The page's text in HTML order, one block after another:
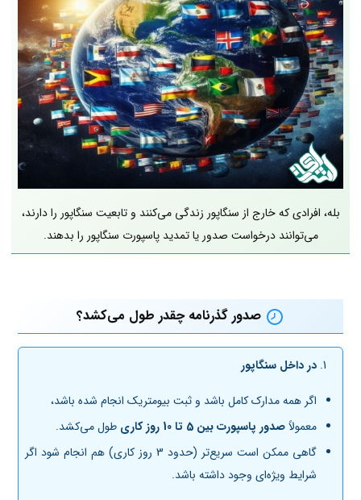
بله، افرادی که خارج از سنگاپور زندگی می‌کنند و تابعیت سنگاپور را دارند،
می‌توانند درخواست صدور یا تمدید پاسپورت سنگاپور را بدهند.
صدور گذرنامه چقدر طول می‌کشد؟
در داخل سنگاپور
اگر همه مدارک کامل باشد و ثبت بیومتریک انجام شده باشد،
معمولاًصدور پاسپورت بین 5 تا 10 روز کاری
طول می‌کشد.
گاهی ممکن است سریع‌تر (حدود 3 روز کاری) هم انجام شود اگر
شرایط ویژه‌ای وجود داشته باشد.